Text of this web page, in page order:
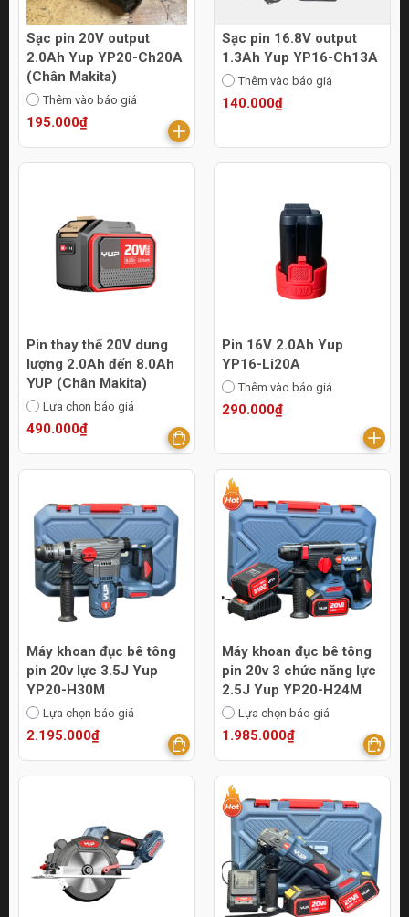
Sạc pin 20V output
2.0Ah Yup YP20-Ch20A
(Chân Makita)
Thêm vào báo giá
195.000₫
Sạc pin 16.8V output
1.3Ah Yup YP16-Ch13A
Thêm vào báo giá
140.000₫
Pin thay thế 20V dung
lượng 2.0Ah đến 8.0Ah
YUP (Chân Makita)
Lựa chọn báo giá
490.000₫
Pin 16V 2.0Ah Yup
YP16-Li20A
Thêm vào báo giá
290.000₫
Máy khoan đục bê tông
pin 20v lực 3.5J Yup
YP20-H30M
Lựa chọn báo giá
2.195.000₫
Máy khoan đục bê tông
pin 20v 3 chức năng lực
2.5J Yup YP20-H24M
Lựa chọn báo giá
1.985.000₫